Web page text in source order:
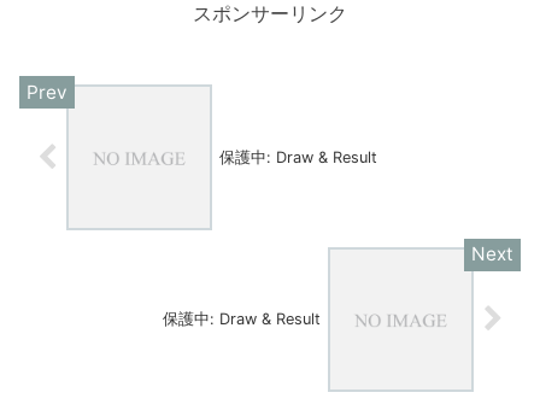
スポンサーリンク
保護中: Draw & Result
保護中: Draw & Result